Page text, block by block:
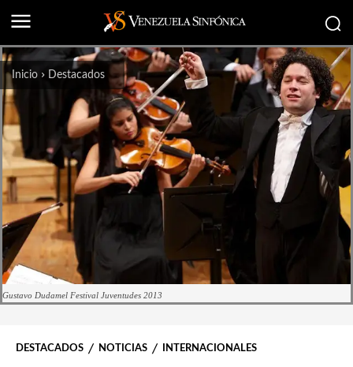
Inicio Destacados
Gustavo Dudamel Festival Juventudes 2013
DESTACADOS NOTICIAS INTERNACIONALES